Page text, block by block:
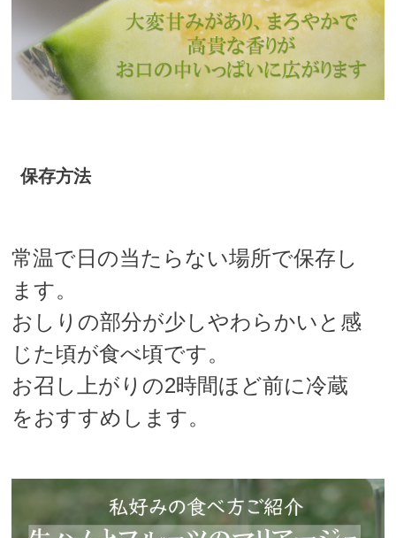
保存方法
常温で日の当たらない場所で保存し
ます。
おしりの部分が少しやわらかいと感
じた頃が食べ頃です。
お召し上がりの2時間ほど前に冷蔵
をおすすめします。